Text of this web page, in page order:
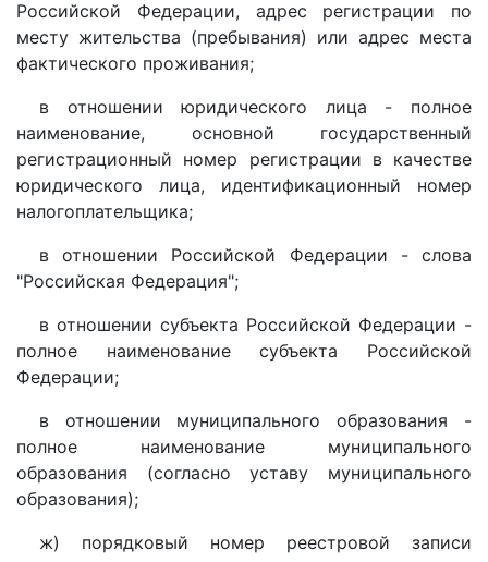
Российской Федерации, адрес регистрации по
месту жительства (пребывания) или адрес места
фактического проживания;
в отношении юридического лица - полное
наименование, основной государственный
регистрационный номер регистрации в качестве
юридического лица, идентификационный номер
налогоплательщика;
в отношении Российской Федерации - слова
"Российская Федерация";
в отношении субъекта Российской Федерации -
полное наименование субъекта Российской
Федерации;
в отношении муниципального образования -
полное наименование муниципального
образования (согласно уставу муниципального
образования);
ж) порядковый номер реестровой записи